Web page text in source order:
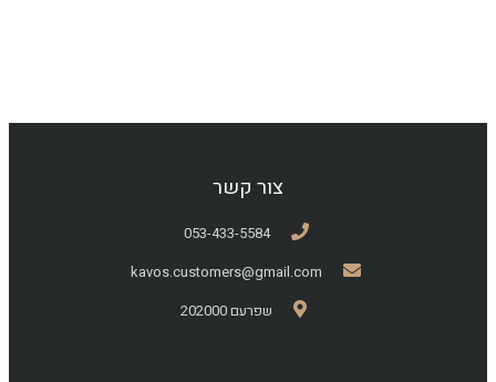
צור קשר
053-433-5584
kavos.customers@gmail.com
שפרעם 202000